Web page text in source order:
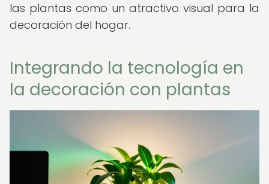
las plantas como un atractivo visual para la
decoración del hogar.
Integrando la tecnología en
la decoración con plantas